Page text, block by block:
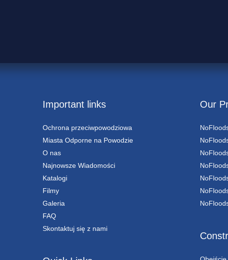
Important links
Ochrona przeciwpowodziowa
Miasta Odporne na Powodzie
O nas
Najnowsze Wiadomości
Katalogi
Filmy
Galeria
FAQ
Skontaktuj się z nami
Our